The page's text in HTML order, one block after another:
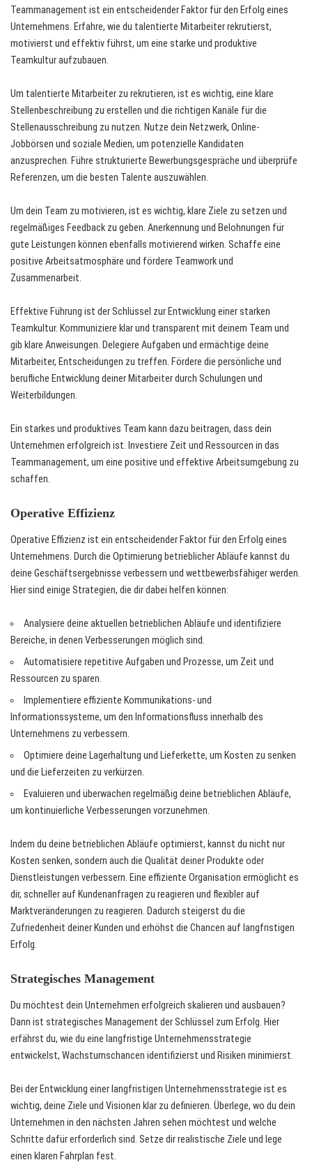
Teammanagement ist ein entscheidender Faktor für den Erfolg eines
Unternehmens. Erfahre, wie du talentierte Mitarbeiter rekrutierst,
motivierst und effektiv führst, um eine starke und produktive
Teamkultur aufzubauen.
Um talentierte Mitarbeiter zu rekrutieren, ist es wichtig, eine klare
Stellenbeschreibung zu erstellen und die richtigen Kanäle für die
Stellenausschreibung zu nutzen. Nutze dein Netzwerk, Online-
Jobbörsen und soziale Medien, um potenzielle Kandidaten
anzusprechen. Führe strukturierte Bewerbungsgespräche und überprüfe
Referenzen, um die besten Talente auszuwählen.
Um dein Team zu motivieren, ist es wichtig, klare Ziele zu setzen und
regelmäßiges Feedback zu geben. Anerkennung und Belohnungen für
gute Leistungen können ebenfalls motivierend wirken. Schaffe eine
positive Arbeitsatmosphäre und fördere Teamwork und
Zusammenarbeit.
Effektive Führung ist der Schlüssel zur Entwicklung einer starken
Teamkultur. Kommuniziere klar und transparent mit deinem Team und
gib klare Anweisungen. Delegiere Aufgaben und ermächtige deine
Mitarbeiter, Entscheidungen zu treffen. Fördere die persönliche und
berufliche Entwicklung deiner Mitarbeiter durch Schulungen und
Weiterbildungen.
Ein starkes und produktives Team kann dazu beitragen, dass dein
Unternehmen erfolgreich ist. Investiere Zeit und Ressourcen in das
Teammanagement, um eine positive und effektive Arbeitsumgebung zu
schaffen.
Operative Effizienz
Operative Effizienz ist ein entscheidender Faktor für den Erfolg eines
Unternehmens. Durch die Optimierung betrieblicher Abläufe kannst du
deine Geschäftsergebnisse verbessern und wettbewerbsfähiger werden.
Hier sind einige Strategien, die dir dabei helfen können:
Analysiere deine aktuellen betrieblichen Abläufe und identifiziere
Bereiche, in denen Verbesserungen möglich sind.
Automatisiere repetitive Aufgaben und Prozesse, um Zeit und
Ressourcen zu sparen.
Implementiere effiziente Kommunikations- und
Informationssysteme, um den Informationsfluss innerhalb des
Unternehmens zu verbessern.
Optimiere deine Lagerhaltung und Lieferkette, um Kosten zu senken
und die Lieferzeiten zu verkürzen.
Evaluieren und überwachen regelmäßig deine betrieblichen Abläufe,
um kontinuierliche Verbesserungen vorzunehmen.
Indem du deine betrieblichen Abläufe optimierst, kannst du nicht nur
Kosten senken, sondern auch die Qualität deiner Produkte oder
Dienstleistungen verbessern. Eine effiziente Organisation ermöglicht es
dir, schneller auf Kundenanfragen zu reagieren und flexibler auf
Marktveränderungen zu reagieren. Dadurch steigerst du die
Zufriedenheit deiner Kunden und erhöhst die Chancen auf langfristigen
Erfolg.
Strategisches Management
Du möchtest dein Unternehmen erfolgreich skalieren und ausbauen?
Dann ist strategisches Management der Schlüssel zum Erfolg. Hier
erfährst du, wie du eine langfristige Unternehmensstrategie
entwickelst, Wachstumschancen identifizierst und Risiken minimierst.
Bei der Entwicklung einer langfristigen Unternehmensstrategie ist es
wichtig, deine Ziele und Visionen klar zu definieren. Überlege, wo du dein
Unternehmen in den nächsten Jahren sehen möchtest und welche
Schritte dafür erforderlich sind. Setze dir realistische Ziele und lege
einen klaren Fahrplan fest.